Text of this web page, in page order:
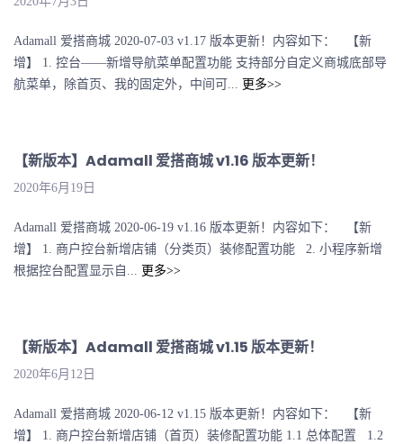
Adamall 爱搭商城 2020-07-03 v1.17 版本更新！内容如下： 【新
增】 1. 控台——新增导航菜单配置功能 支持部分自定义商城底部导
航菜单，除首页、我的固定外，中间可... 更多>>
【新版本】Adamall 爱搭商城 v1.16 版本更新！
2020年6月19日
Adamall 爱搭商城 2020-06-19 v1.16 版本更新！内容如下： 【新
增】 1. 商户控台新增店铺（分类页）装修配置功能 2. 小程序新增
根据控台配置显示自... 更多>>
【新版本】Adamall 爱搭商城 v1.15 版本更新！
2020年6月12日
Adamall 爱搭商城 2020-06-12 v1.15 版本更新！内容如下： 【新
增】 1. 商户控台新增店铺（首页）装修配置功能 1.1 总体配置 1.2